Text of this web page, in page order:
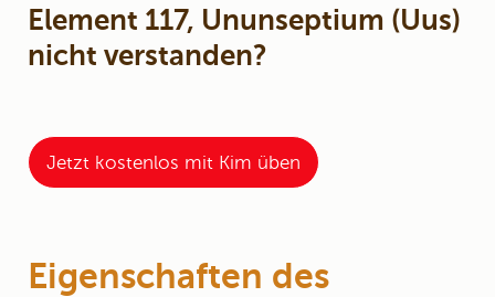
Element 117, Ununseptium (Uus)
nicht verstanden?
Jetzt kostenlos mit Kim üben
Eigenschaften des